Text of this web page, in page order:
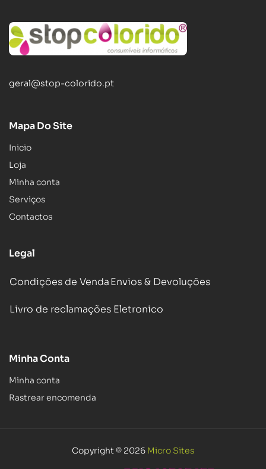
geral@stop-colorido.pt
Mapa Do Site
Inicio
Loja
Minha conta
Serviços
Contactos
Legal
Condições de VendaEnvios & Devoluções
Livro de reclamações Eletronico
Minha Conta
Minha conta
Rastrear encomenda
Copyright © 2026 Micro Sites